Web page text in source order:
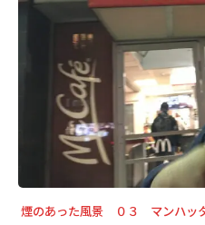
煙のあった風景 ０３ マンハッ